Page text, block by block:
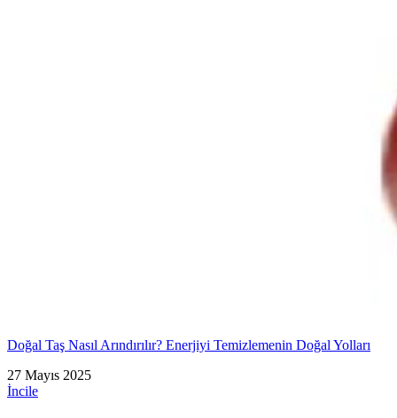
Doğal Taş Nasıl Arındırılır? Enerjiyi Temizlemenin Doğal Yolları
27 Mayıs 2025
İncile